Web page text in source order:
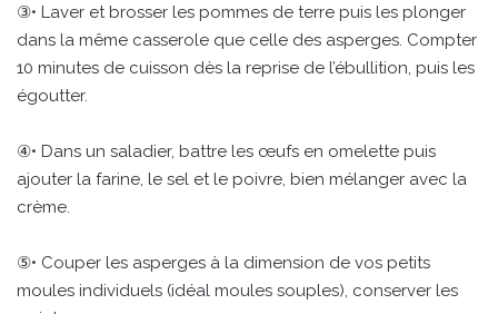
③• Laver et brosser les pommes de terre puis les plonger
dans la même casserole que celle des asperges. Compter
10 minutes de cuisson dès la reprise de l’ébullition, puis les
égoutter.
④• Dans un saladier, battre les œufs en omelette puis
ajouter la farine, le sel et le poivre, bien mélanger avec la
crème.
⑤• Couper les asperges à la dimension de vos petits
moules individuels (idéal moules souples), conserver les